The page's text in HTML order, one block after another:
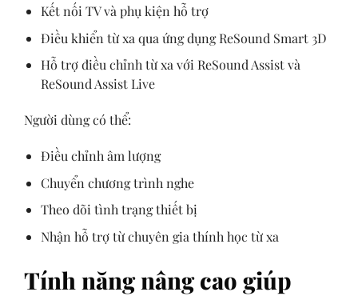
Kết nối TV và phụ kiện hỗ trợ
Điều khiển từ xa qua ứng dụng ReSound Smart 3D
Hỗ trợ điều chỉnh từ xa với ReSound Assist và
ReSound Assist Live
Người dùng có thể:
Điều chỉnh âm lượng
Chuyển chương trình nghe
Theo dõi tình trạng thiết bị
Nhận hỗ trợ từ chuyên gia thính học từ xa
Tính năng nâng cao giúp